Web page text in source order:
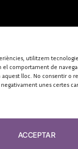
utilitzem
el comportament de
lloc. No consentir o
unes certes
ACCEPTAR